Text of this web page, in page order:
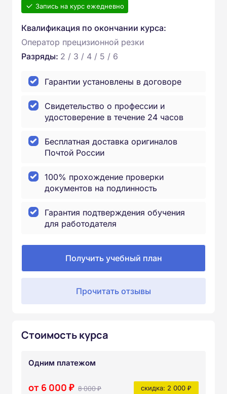
Запись на курс ежедневно
Квалификация по окончании курса:
Оператор прецизионной резки
Разряды: 2 / 3 / 4 / 5 / 6
Гарантии установлены в договоре
Свидетельство о профессии и
удостоверение в течение 24 часов
Бесплатная доставка оригиналов
Почтой России
100% прохождение проверки
документов на подлинность
Гарантия подтверждения обучения
для работодателя
Получить учебный план
Прочитать отзывы
Стоимость курса
Одним платежом
от 6 000 ₽ 8 000 ₽ скидка: 2 000 ₽